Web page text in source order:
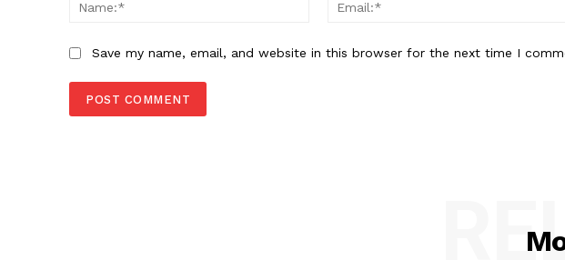
Save my name, email, and website in this browser for the next time I